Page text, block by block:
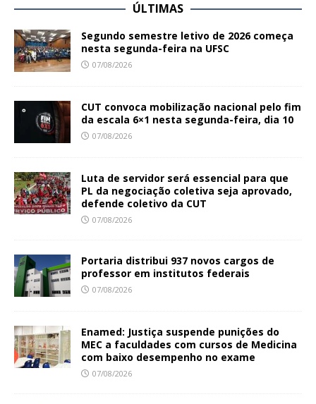
ÚLTIMAS
Segundo semestre letivo de 2026 começa
nesta segunda-feira na UFSC
07/08/2026
CUT convoca mobilização nacional pelo fim
da escala 6×1 nesta segunda-feira, dia 10
07/08/2026
Luta de servidor será essencial para que
PL da negociação coletiva seja aprovado,
defende coletivo da CUT
07/08/2026
Portaria distribui 937 novos cargos de
professor em institutos federais
07/08/2026
Enamed: Justiça suspende punições do
MEC a faculdades com cursos de Medicina
com baixo desempenho no exame
07/08/2026